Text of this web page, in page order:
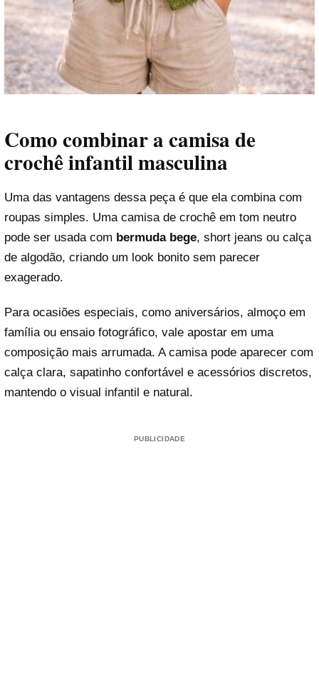
Como combinar a camisa de
crochê infantil masculina
Uma das vantagens dessa peça é que ela combina com
roupas simples. Uma camisa de crochê em tom neutro
pode ser usada com bermuda bege, short jeans ou calça
de algodão, criando um look bonito sem parecer
exagerado.
Para ocasiões especiais, como aniversários, almoço em
família ou ensaio fotográfico, vale apostar em uma
composição mais arrumada. A camisa pode aparecer com
calça clara, sapatinho confortável e acessórios discretos,
mantendo o visual infantil e natural.
PUBLICIDADE